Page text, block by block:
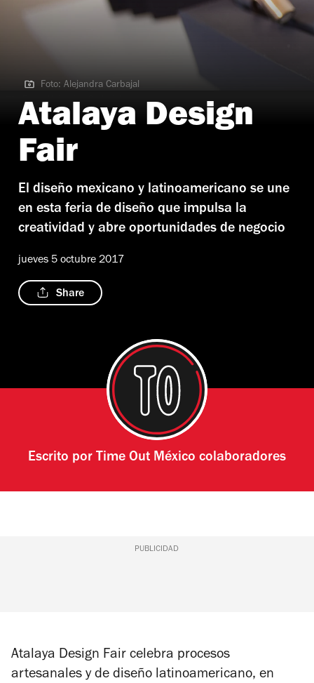
Foto: Alejandra Carbajal
Foto: Alejandra Carbajal
Atalaya Design
Fair
El diseño mexicano y latinoamericano se une
en esta feria de diseño que impulsa la
creatividad y abre oportunidades de negocio
jueves 5 octubre 2017
Share
Escrito por Time Out México colaboradores
PUBLICIDAD
Atalaya Design Fair celebra procesos
artesanales y de diseño latinoamericano, en